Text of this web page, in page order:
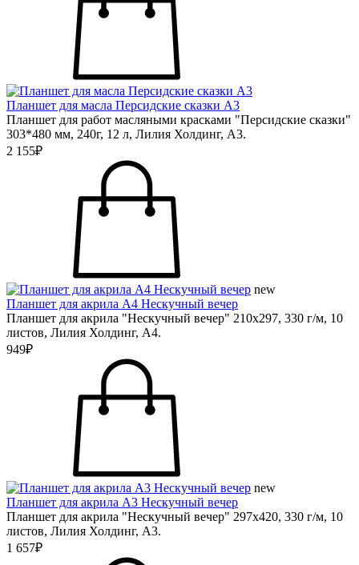
Планшет для масла Персидские сказки А3
Планшет для работ масляными красками "Персидские сказки"
303*480 мм, 240г, 12 л, Лилия Холдинг, А3.
2 155₽
new
Планшет для акрила А4 Нескучный вечер
Планшет для акрила "Нескучный вечер" 210х297, 330 г/м, 10
листов, Лилия Холдинг, А4.
949₽
new
Планшет для акрила А3 Нескучный вечер
Планшет для акрила "Нескучный вечер" 297х420, 330 г/м, 10
листов, Лилия Холдинг, А3.
1 657₽